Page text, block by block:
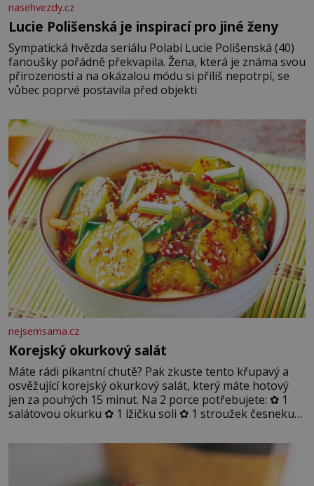
nasehvezdy.cz
Lucie Polišenská je inspirací pro jiné ženy
Sympatická hvězda seriálu Polabí Lucie Polišenská (40)
fanoušky pořádně překvapila. Žena, která je známa svou
přirozeností a na okázalou módu si příliš nepotrpí, se
vůbec poprvé postavila před objekti
nejsemsama.cz
Korejský okurkový salát
Máte rádi pikantní chutě? Pak zkuste tento křupavý a
osvěžující korejský okurkový salát, který máte hotový
jen za pouhých 15 minut. Na 2 porce potřebujete: ✿ 1
salátovou okurku ✿ 1 lžičku soli ✿ 1 stroužek česneku
sezamového oleje ✿ 1 lžičku chilli ✿ 1 lžičku cukru ✿ 1
jarní cibulku ✿ 1 lžíci sezamových semínek